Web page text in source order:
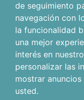
de seguimiento
navegación con
la funcionalidad
una mejor
interés en
personalizar las
mostrar
usted.